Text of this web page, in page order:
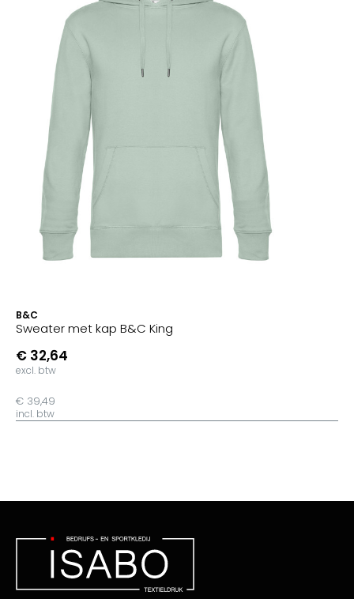
B&C
Sweater met kap B&C King
€ 32,64
excl. btw
€ 39,49
incl. btw